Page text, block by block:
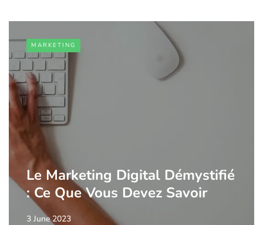
MARKETING
Le Marketing Digital Démystifié
: Ce Que Vous Devez Savoir
3 June 2023